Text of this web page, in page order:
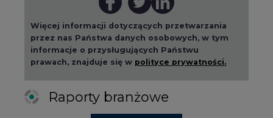
Więcej informacji dotyczących przetwarzania
przez nas Państwa danych osobowych, w tym
informacje o przysługujących Państwu
prawach, znajduje się w polityce prywatności.
Raporty branżowe